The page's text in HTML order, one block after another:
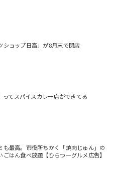
ショップ日高」が8月末で閉店
ってスパイスカレー店ができてる
も最高。市役所ちかく「焼肉じゅん」の
はん食べ放題【ひらつーグルメ広告】